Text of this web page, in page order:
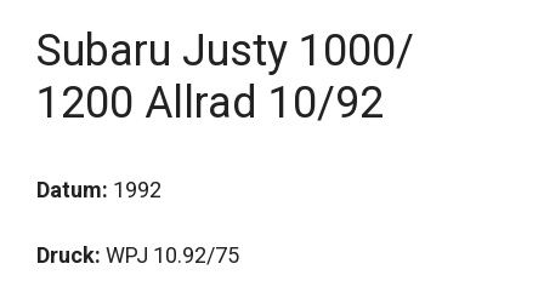
Subaru Justy 1000/
1200 Allrad 10/92
Datum: 1992
Druck: WPJ 10.92/75